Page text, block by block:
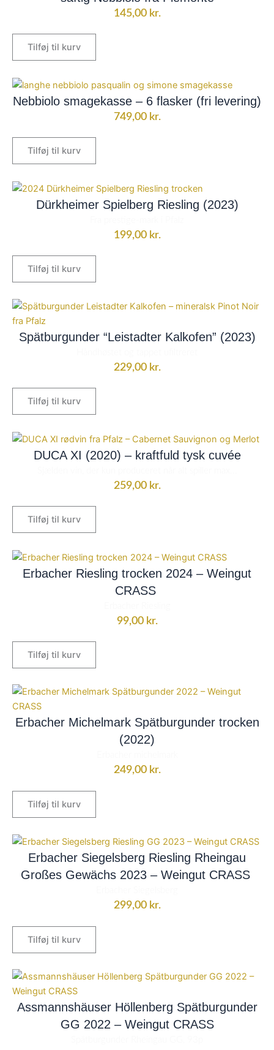
145,00 kr.
Tilføj til kurv
Nebbiolo smagekasse – 6 flasker (fri levering)
749,00 kr.
Tilføj til kurv
Dürkheimer Spielberg Riesling (2023)
199,00 kr.
Tilføj til kurv
Spätburgunder “Leistadter Kalkofen” (2023)
229,00 kr.
Tilføj til kurv
DUCA XI (2020) – kraftfuld tysk cuvée
259,00 kr.
Tilføj til kurv
Erbacher Riesling trocken 2024 – Weingut
CRASS
99,00 kr.
Tilføj til kurv
Erbacher Michelmark Spätburgunder trocken
(2022)
249,00 kr.
Tilføj til kurv
Erbacher Siegelsberg Riesling Rheingau
Großes Gewächs 2023 – Weingut CRASS
299,00 kr.
Tilføj til kurv
Assmannshäuser Höllenberg Spätburgunder
GG 2022 – Weingut CRASS